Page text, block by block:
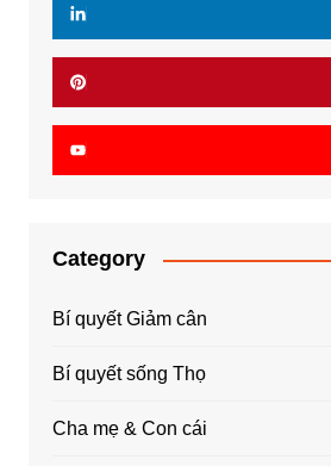
Category
Bí quyết Giảm cân
Bí quyết sống Thọ
Cha mẹ & Con cái